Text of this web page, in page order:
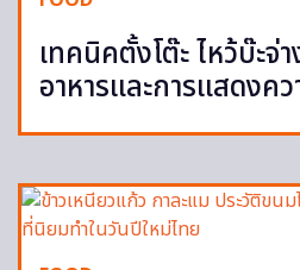
เทคนิคตั้งโต๊ะ ไหว้บ๊ะ
อาหารและการแสดง